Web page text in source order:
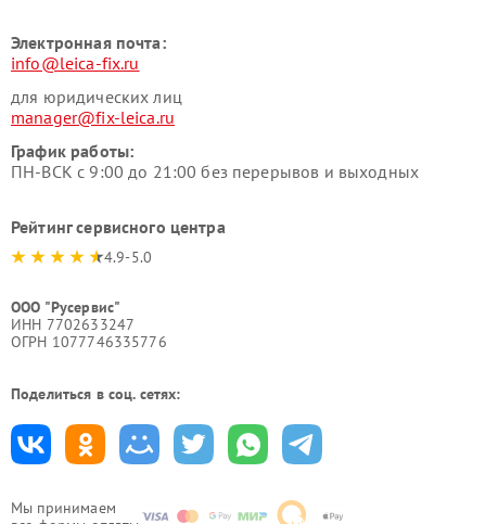
Мы принимаем
Электронная почта:
info@leica-fix.ru
для юридических лиц
manager@fix-leica.ru
График работы:
ПН-ВСК с 9:00 до 21:00 без перерывов и выходных
Рейтинг сервисного центра
4.9-5.0
ООО "Русервис"
ИНН 7702633247
ОГРН 1077746335776
Поделиться в соц. сетях: